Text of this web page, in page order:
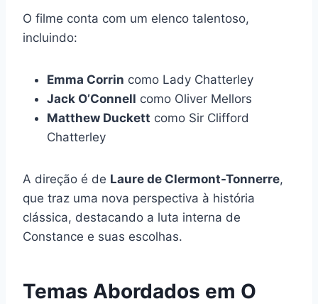
O filme conta com um elenco talentoso,
incluindo:
Emma Corrin como Lady Chatterley
Jack O’Connell como Oliver Mellors
Matthew Duckett como Sir Clifford
Chatterley
A direção é de Laure de Clermont-Tonnerre,
que traz uma nova perspectiva à história
clássica, destacando a luta interna de
Constance e suas escolhas.
Temas Abordados em O